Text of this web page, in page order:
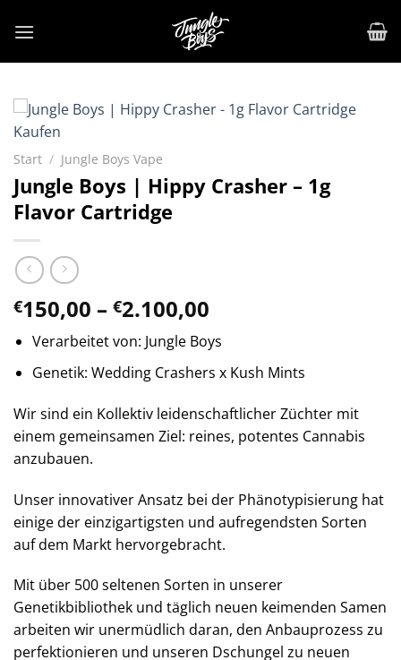
Inhalt
Start / Jungle Boys Vape
Jungle Boys | Hippy Crasher – 1g
Flavor Cartridge
€150,00 – €2.100,00
bis
€2.100,00
Verarbeitet von: Jungle Boys
Genetik: Wedding Crashers x Kush Mints
Wir sind ein Kollektiv leidenschaftlicher Züchter mit
einem gemeinsamen Ziel: reines, potentes Cannabis
anzubauen.
Unser innovativer Ansatz bei der Phänotypisierung hat
einige der einzigartigsten und aufregendsten Sorten
auf dem Markt hervorgebracht.
Mit über 500 seltenen Sorten in unserer
Genetikbibliothek und täglich neuen keimenden Samen
arbeiten wir unermüdlich daran, den Anbauprozess zu
perfektionieren und unseren Dschungel zu neuen